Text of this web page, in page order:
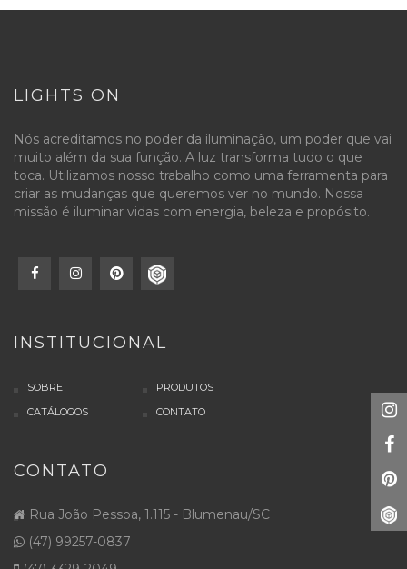
LIGHTS ON
Nós acreditamos no poder da iluminação, um poder que vai
muito além da sua função. A luz transforma tudo o que
toca. Utilizamos nosso trabalho como uma ferramenta para
criar as mudanças que queremos ver no mundo. Nossa
missão é iluminar vidas com energia, beleza e propósito.
INSTITUCIONAL
SOBRE
PRODUTOS
CATÁLOGOS
CONTATO
CONTATO
Rua João Pessoa, 1.115 - Blumenau/SC
(47) 99257-0837